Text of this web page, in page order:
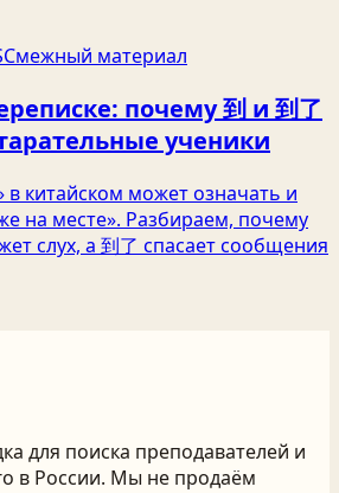
Смежный материал
почему 到 и 到了
ученики
в китайском может означать и
на месте». Разбираем, почему
слух, а 到了 спасает сообщения
для поиска преподавателей и
в России. Мы не продаём